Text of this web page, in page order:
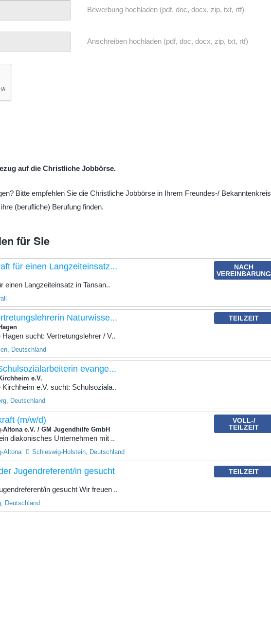
Bewerbung hochladen (pdf, doc, docx, zip, txt, rtf)
Anschreiben hochladen (pdf, doc, docx, zip, txt, rtf)
auf die Christliche Jobbörse.
Bitte empfehlen Sie die Christliche Jobbörse in Ihrem Freundes-/ Bekanntenkreis
(berufliche) Berufung finden.
für Sie
für einen Langzeiteinsatz...
NACH
VEREINBARUNG
einen Langzeiteinsatz in Tansan..
Naturwisse... TEILZEIT
sucht: Vertretungslehrer / V..
Deutschland
evange...
e.V.
e.V. sucht: Schulsoziala..
Deutschland
(m/w/d)
e.V. / GM Jugendhilfe GmbH
VOLL-/
TEILZEIT
diakonisches Unternehmen mit ..
Altona Schleswig-Holstein, Deutschland
Jugendreferent/in gesucht TEILZEIT
in gesucht Wir freuen ..
Deutschland